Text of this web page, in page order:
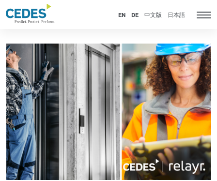
to
homepage
Navigation
springen
to
content
to
footer
EN DE 中文版 日本語